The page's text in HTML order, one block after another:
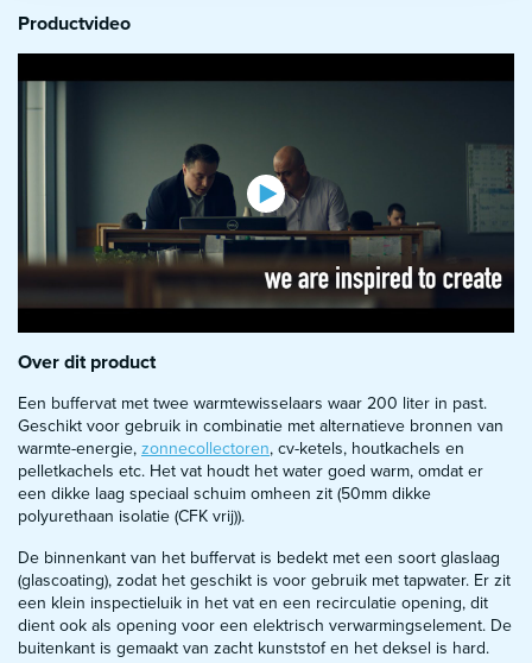
Productvideo
Over dit product
Een buffervat met twee warmtewisselaars waar 200 liter in past.
Geschikt voor gebruik in combinatie met alternatieve bronnen van
warmte-energie,zonnecollectoren, cv-ketels, houtkachels en
pelletkachels etc. Het vat houdt het water goed warm, omdat er
een dikke laag speciaal schuim omheen zit (50mm dikke
polyurethaan isolatie (CFK vrij)).
De binnenkant van het buffervat is bedekt met een soort glaslaag
(glascoating), zodat het geschikt is voor gebruik met tapwater. Er zit
een klein inspectieluik in het vat en een recirculatie opening, dit
dient ook als opening voor een elektrisch verwarmingselement. De
buitenkant is gemaakt van zacht kunststof en het deksel is hard.